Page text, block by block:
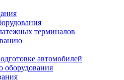
терминалов
автомобилей
оборудования